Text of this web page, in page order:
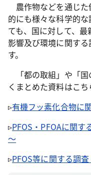
農作物などを通じた
的にも様々な科学的
ても、国に対して、
影響及び環境に関す
す。
「都の取組」や「国
くまとめた資料はこち
▹有機フッ素化合物に
▹PFOS・PFOAに関す
～
▹PFOS等に関する調